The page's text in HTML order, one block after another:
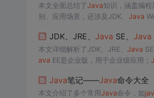
本文全面总结了Java知识，涵盖编
别、应用场景，还涉及JDK、 Java
JDK、JRE、 Java SE、 Java
本文详细解析了JDK、JRE、 Java SE
ava EE是企业版，用于企业级应用；
Java笔记——Java命令大全
本文介绍了多个常用Java命令，如